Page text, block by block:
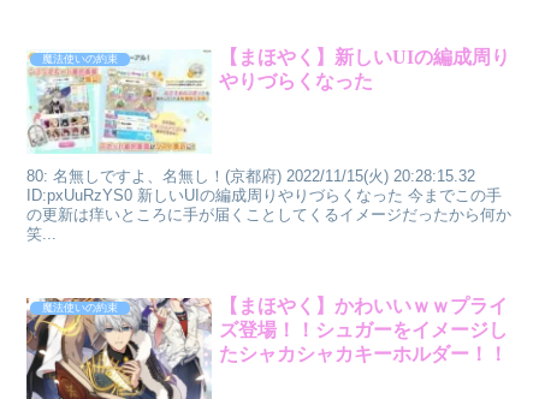
魔法使いの約束
【まほやく】新しいUIの編成周り
やりづらくなった
80: 名無しですよ、名無し！(京都府) 2022/11/15(火) 20:28:15.32
ID:pxUuRzYS0 新しいUIの編成周りやりづらくなった 今までこの手
の更新は痒いところに手が届くことしてくるイメージだったから何か
笑...
魔法使いの約束
【まほやく】かわいいｗｗプライ
ズ登場！！シュガーをイメージし
たシャカシャカキーホルダー！！